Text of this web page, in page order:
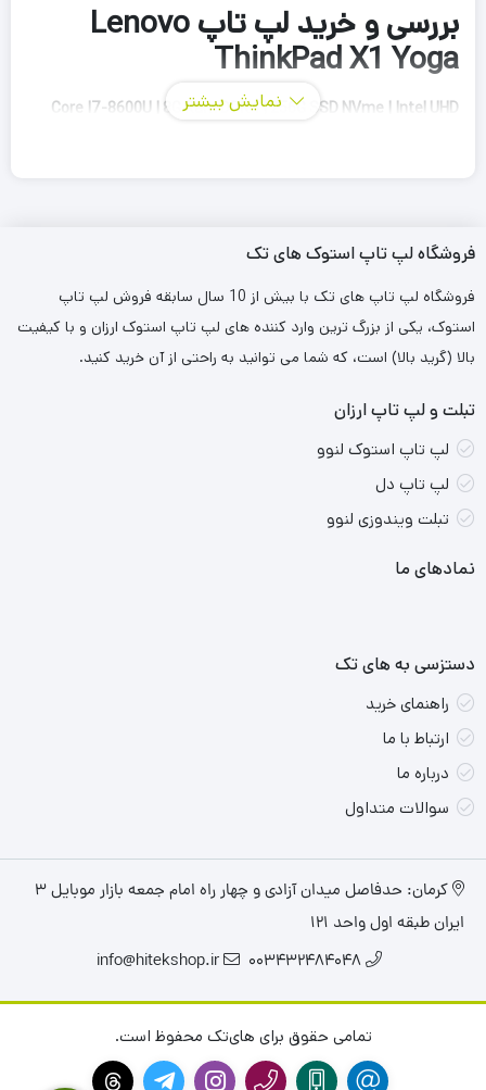
بررسی و خرید لپ تاپ Lenovo
ThinkPad X1 Yoga
Core I7-8600U | 8G Ram DDR4 | 256G SSD NVme | Intel UHD
نمایش بیشتر
فروشگاه لپ تاپ استوک های تک
فروشگاه لپ تاپ های تک با بیش از 10 سال سابقه فروش لپ تاپ
استوک، یکی از بزرگ ترین وارد کننده های لپ تاپ استوک ارزان و با کیفیت
بالا (گرید بالا) است، که شما می توانید به راحتی از آن خرید کنید.
تبلت و لپ تاپ ارزان
لپ تاپ استوک لنوو
لپ تاپ دل
تبلت ویندوزی لنوو
نمادهای ما
دستزسی به های تک
راهنمای خرید
ارتباط با ما
درباره ما
سوالات متداول
کرمان: حدفاصل میدان آزادی و چهار راه امام جمعه بازار موبایل ۳
ایران طبقه اول واحد ۱۲۱
003432484048
info@hitekshop.ir
تمامی حقوق برای های‌تک محفوظ است.